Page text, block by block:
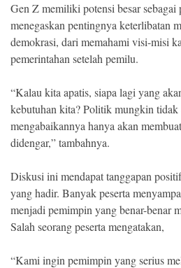
Gen Z memiliki potensi besar
menegaskan pentingnya keterlibatan
demokrasi, dari memahami visi-misi
pemerintahan setelah pemilu.
“Kalau kita apatis, siapa lagi yang
kebutuhan kita? Politik mungkin tidak
mengabaikannya hanya akan
didengar,” tambahnya.
Diskusi ini mendapat tanggapan
yang hadir. Banyak peserta
menjadi pemimpin yang benar-benar
Salah seorang peserta mengatakan,
“Kami ingin pemimpin yang serius